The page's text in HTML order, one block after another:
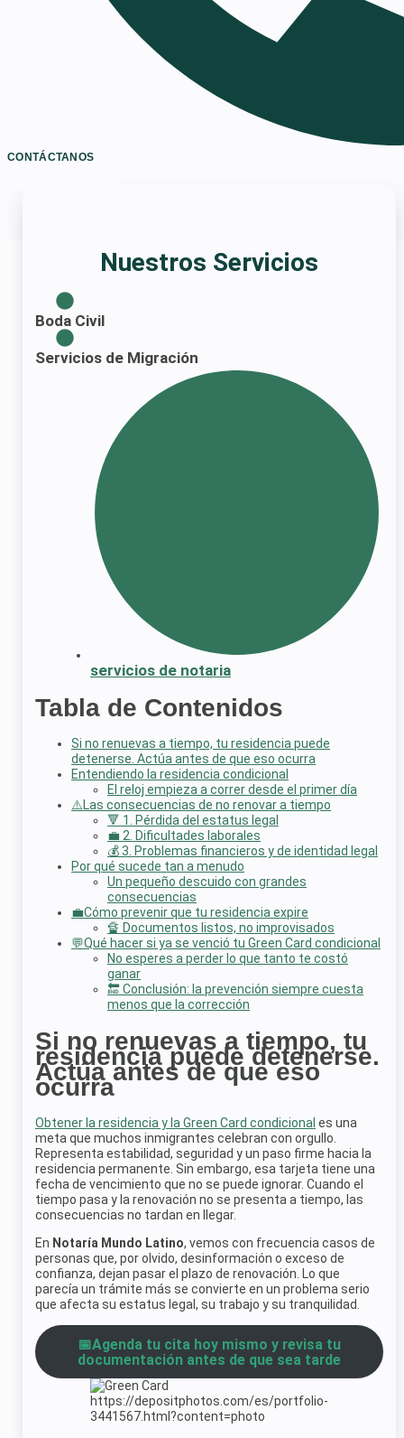
CONTÁCTANOS
Nuestros Servicios
Boda Civil
Servicios de Migración
servicios de notaria
Tabla de Contenidos
Si no renuevas a tiempo, tu residencia puede
detenerse. Actúa antes de que eso ocurra
Entendiendo la residencia condicional
El reloj empieza a correr desde el primer día
⚠️Las consecuencias de no renovar a tiempo
🔻 1. Pérdida del estatus legal
💼 2. Dificultades laborales
💰 3. Problemas financieros y de identidad legal
Por qué sucede tan a menudo
Un pequeño descuido con grandes
consecuencias
💼Cómo prevenir que tu residencia expire
🔏 Documentos listos, no improvisados
💬Qué hacer si ya se venció tu Green Card condicional
No esperes a perder lo que tanto te costó
ganar
🔚 Conclusión: la prevención siempre cuesta
menos que la corrección
Si no renuevas a tiempo, tu
residencia puede detenerse.
Actúa antes de que eso
ocurra
Obtener la residencia y la Green Card condicional es una
meta que muchos inmigrantes celebran con orgullo.
Representa estabilidad, seguridad y un paso firme hacia la
residencia permanente. Sin embargo, esa tarjeta tiene una
fecha de vencimiento que no se puede ignorar. Cuando el
tiempo pasa y la renovación no se presenta a tiempo, las
consecuencias no tardan en llegar.
En Notaría Mundo Latino, vemos con frecuencia casos de
personas que, por olvido, desinformación o exceso de
confianza, dejan pasar el plazo de renovación. Lo que
parecía un trámite más se convierte en un problema serio
que afecta su estatus legal, su trabajo y su tranquilidad.
📅Agenda tu cita hoy mismo y revisa tu
documentación antes de que sea tarde
https://depositphotos.com/es/portfolio-
3441567.html?content=photo